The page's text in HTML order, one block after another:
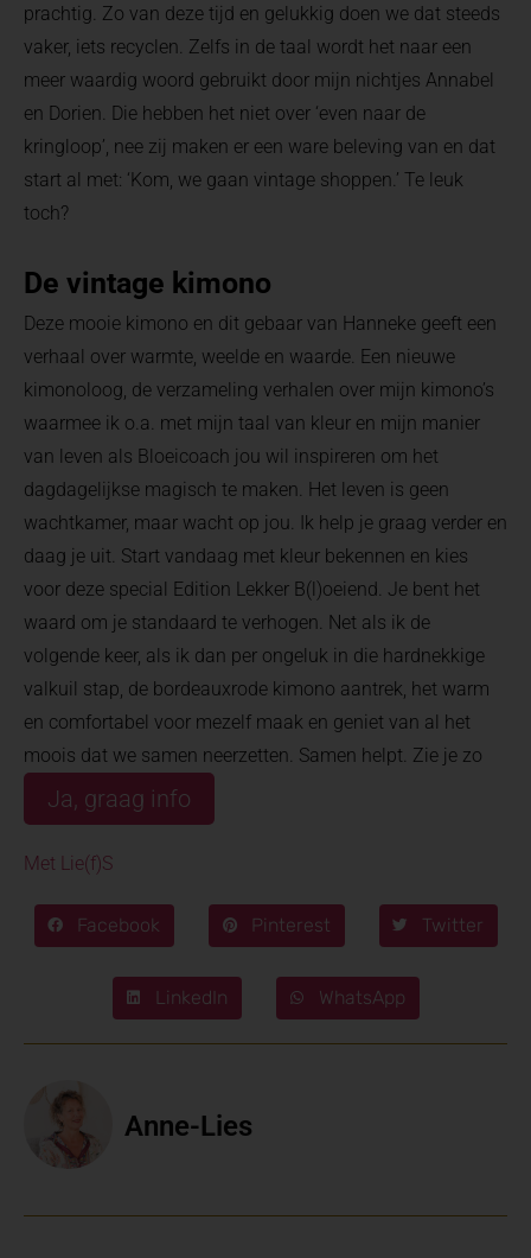
prachtig. Zo van deze tijd en gelukkig doen we dat steeds
vaker, iets recyclen. Zelfs in de taal wordt het naar een
meer waardig woord gebruikt door mijn nichtjes Annabel
en Dorien. Die hebben het niet over ‘even naar de
kringloop’, nee zij maken er een ware beleving van en dat
start al met: ‘Kom, we gaan vintage shoppen.’ Te leuk
toch?
De vintage kimono
Deze mooie kimono en dit gebaar van Hanneke geeft een
verhaal over warmte, weelde en waarde. Een nieuwe
kimonoloog, de verzameling verhalen over mijn kimono’s
waarmee ik o.a. met mijn taal van kleur en mijn manier
van leven als Bloeicoach jou wil inspireren om het
dagdagelijkse magisch te maken. Het leven is geen
wachtkamer, maar wacht op jou. Ik help je graag verder en
daag je uit. Start vandaag met kleur bekennen en kies
voor deze special Edition Lekker B(l)oeiend. Je bent het
waard om je standaard te verhogen. Net als ik de
volgende keer, als ik dan per ongeluk in die hardnekkige
valkuil stap, de bordeauxrode kimono aantrek, het warm
en comfortabel voor mezelf maak en geniet van al het
moois dat we samen neerzetten. Samen helpt. Zie je zo
Ja, graag info
Met Lie(f)S
Facebook Pinterest Twitter
LinkedIn WhatsApp
Anne-Lies